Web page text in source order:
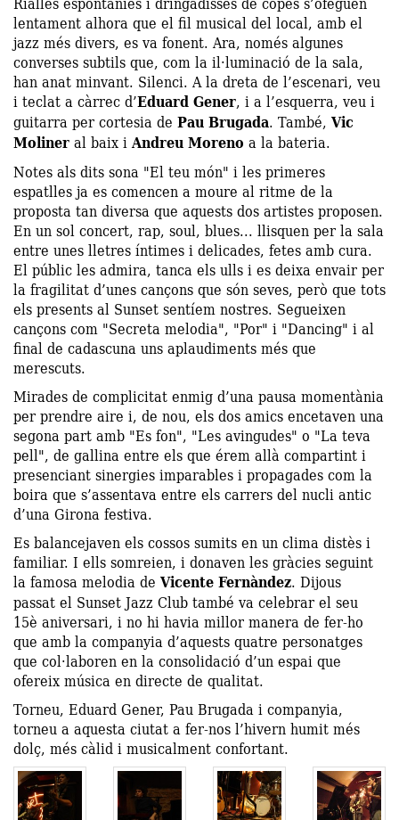
lentament alhora que el fil musical del local, amb el
jazz més divers, es va fonent. Ara, només algunes
converses subtils que, com la il·luminació de la sala,
han anat minvant. Silenci. A la dreta de l’escenari, veu
i teclat a càrrec d’Eduard Gener, i a l’esquerra, veu i
guitarra per cortesia de Pau Brugada. També, Vic
Molineral baix iAndreu Moreno a la bateria.
Notes als dits sona "El teu món" i les primeres
espatlles ja es comencen a moure al ritme de la
proposta tan diversa que aquests dos artistes proposen.
En un sol concert, rap, soul, blues... llisquen per la sala
entre unes lletres íntimes i delicades, fetes amb cura.
El públic les admira, tanca els ulls i es deixa envair per
la fragilitat d’unes cançons que són seves, però que tots
els presents al Sunset sentíem nostres. Segueixen
cançons com "Secreta melodia", "Por" i "Dancing" i al
final de cadascuna uns aplaudiments més que
merescuts.
Mirades de complicitat enmig d’una pausa momentània
per prendre aire i, de nou, els dos amics encetaven una
segona part amb "Es fon", "Les avingudes" o "La teva
pell", de gallina entre els que érem allà compartint i
presenciant sinergies imparables i propagades com la
boira que s’assentava entre els carrers del nucli antic
d’una Girona festiva.
Es balancejaven els cossos sumits en un clima distès i
familiar. I ells somreien, i donaven les gràcies seguint
la famosa melodia de Vicente Fernàndez. Dijous
passat el Sunset Jazz Club també va celebrar el seu
15è aniversari, i no hi havia millor manera de fer-ho
que amb la companyia d’aquests quatre personatges
que col·laboren en la consolidació d’un espai que
ofereix música en directe de qualitat.
Torneu, Eduard Gener, Pau Brugada i companyia,
torneu a aquesta ciutat a fer-nos l’hivern humit més
dolç, més càlid i musicalment confortant.